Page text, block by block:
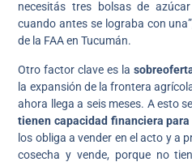
necesitás tres bolsas de
cuando antes se lograba con
de la FAA en Tucumán.
Otro factor clave es la
la expansión de la frontera
ahora llega a seis meses. A esto
tienen capacidad financiera
los obliga a vender en el acto y a
cosecha y vende, porque no